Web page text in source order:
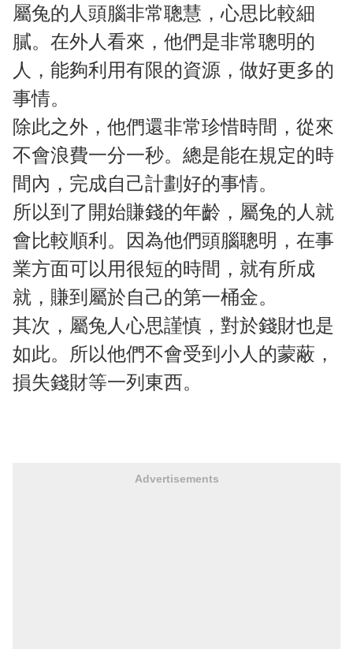
屬兔的人頭腦非常聰慧，心思比較細
膩。在外人看來，他們是非常聰明的
人，能夠利用有限的資源，做好更多的
事情。
除此之外，他們還非常珍惜時間，從來
不會浪費一分一秒。總是能在規定的時
間內，完成自己計劃好的事情。
所以到了開始賺錢的年齡，屬兔的人就
會比較順利。因為他們頭腦聰明，在事
業方面可以用很短的時間，就有所成
就，賺到屬於自己的第一桶金。
其次，屬兔人心思謹慎，對於錢財也是
如此。所以他們不會受到小人的蒙蔽，
損失錢財等一列東西。
Advertisements